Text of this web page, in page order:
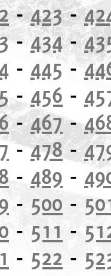
-423-
-434-
- 445-
- 456 -
-467-
-478-
- 489 -
- 500 -
- 511 -
- 522 -